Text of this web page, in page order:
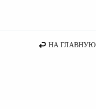
НА ГЛАВНУЮ